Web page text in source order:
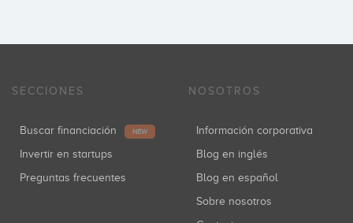
SECCIONES
Buscar financiación NEW
Invertir en startups
Preguntas frecuentes
NOSOTROS
Información corporativa
Blog en inglés
Blog en español
Sobre nosotros